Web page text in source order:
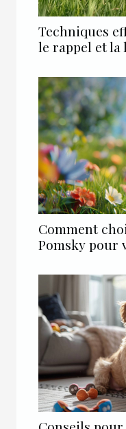
Techniques
le rappel et la
Comment
Pomsky pour